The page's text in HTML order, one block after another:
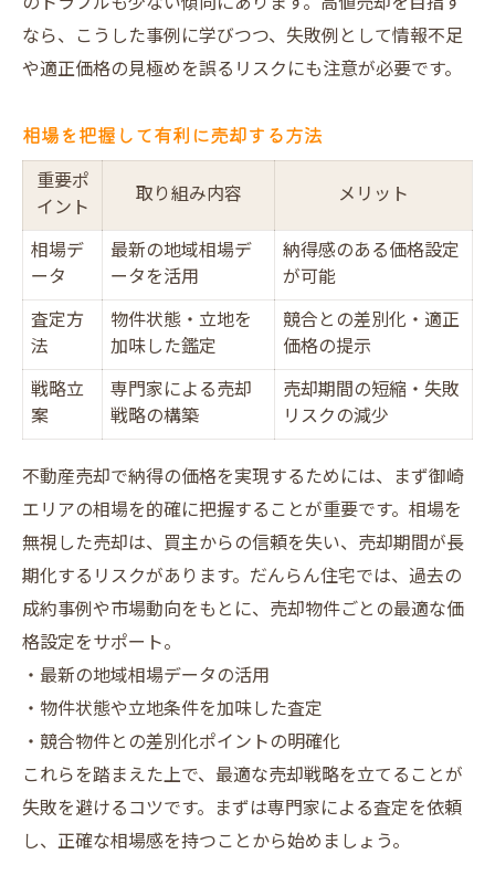
なら、こうした事例に学びつつ、失敗例として情報不足
や適正価格の見極めを誤るリスクにも注意が必要です。
相場を把握して有利に売却する方法
重要ポ
イント
取り組み内容
メリット
相場デ
ータ
最新の地域相場デ
ータを活用
納得感のある価格設定
が可能
査定方
法
物件状態・立地を
加味した鑑定
競合との差別化・適正
価格の提示
戦略立
案
専門家による売却
戦略の構築
売却期間の短縮・失敗
リスクの減少
不動産売却で納得の価格を実現するためには、まず御崎
エリアの相場を的確に把握することが重要です。相場を
無視した売却は、買主からの信頼を失い、売却期間が長
期化するリスクがあります。だんらん住宅では、過去の
成約事例や市場動向をもとに、売却物件ごとの最適な価
格設定をサポート。
・最新の地域相場データの活用
・物件状態や立地条件を加味した査定
・競合物件との差別化ポイントの明確化
これらを踏まえた上で、最適な売却戦略を立てることが
失敗を避けるコツです。まずは専門家による査定を依頼
し、正確な相場感を持つことから始めましょう。